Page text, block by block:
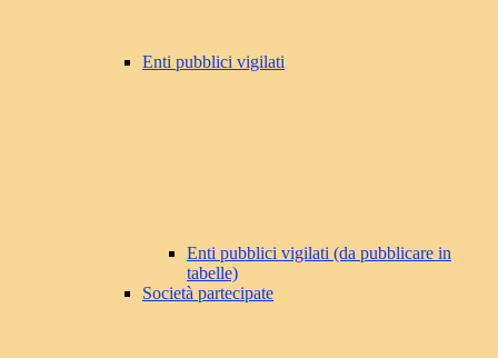
Enti pubblici vigilati
Enti pubblici vigilati (da pubblicare in
tabelle)
Società partecipate